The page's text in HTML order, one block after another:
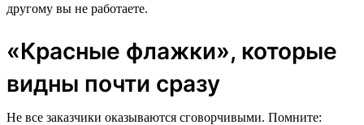
другому вы не работаете.
«Красные флажки», которые
видны почти сразу
Не все заказчики оказываются сговорчивыми. Помните: